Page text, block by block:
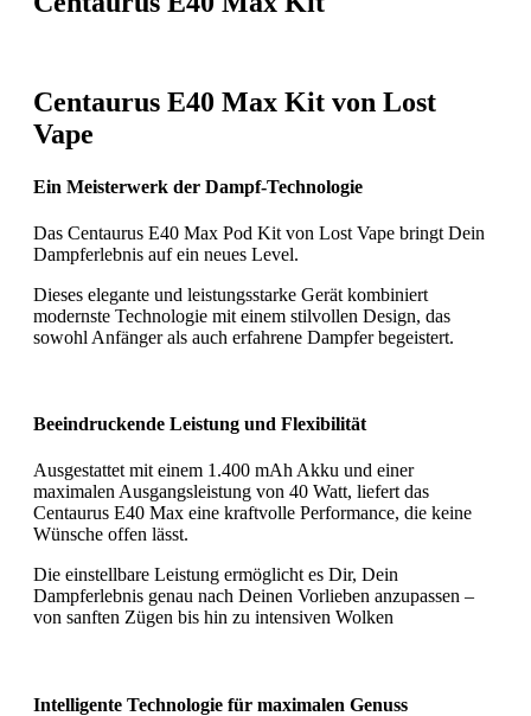
Centaurus E40 Max Kit von Lost
Vape
Ein Meisterwerk der Dampf-Technologie
Das Centaurus E40 Max Pod Kit von Lost Vape bringt Dein
Dampferlebnis auf ein neues Level.
Dieses elegante und leistungsstarke Gerät kombiniert
modernste Technologie mit einem stilvollen Design, das
sowohl Anfänger als auch erfahrene Dampfer begeistert.
Beeindruckende Leistung und Flexibilität
Ausgestattet mit einem 1.400 mAh Akku und einer
maximalen Ausgangsleistung von 40 Watt, liefert das
Centaurus E40 Max eine kraftvolle Performance, die keine
Wünsche offen lässt.
Die einstellbare Leistung ermöglicht es Dir, Dein
Dampferlebnis genau nach Deinen Vorlieben anzupassen –
von sanften Zügen bis hin zu intensiven Wolken
Intelligente Technologie für maximalen Genuss